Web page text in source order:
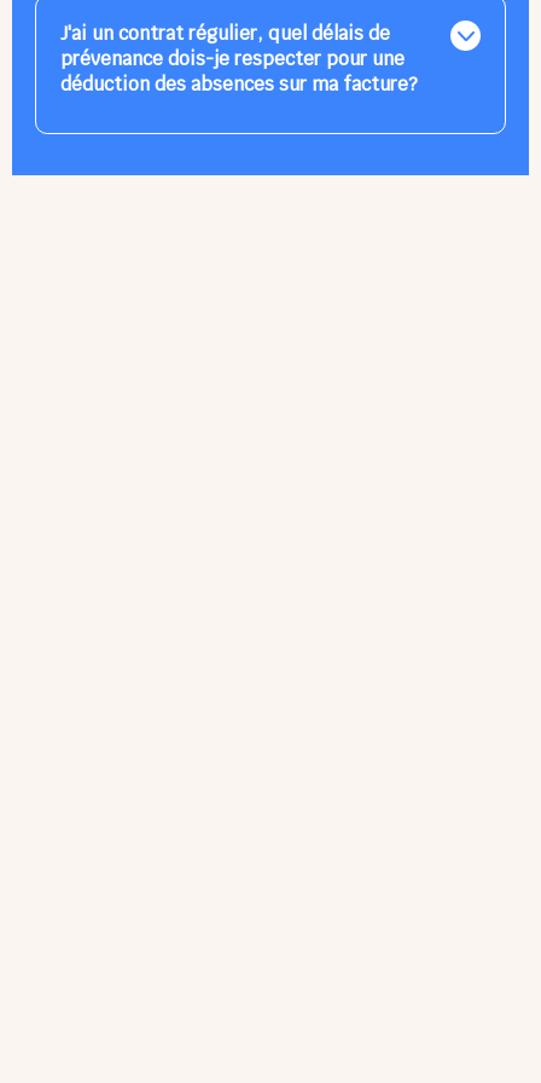
Babily.
J'ai un contrat régulier, quel délais de
prévenance dois-je respecter pour une
déduction des absences sur ma facture?
Dans le cadre d'un contrat une absence est
-> au moins 3 jours à l'avance (hors week-end et férié)